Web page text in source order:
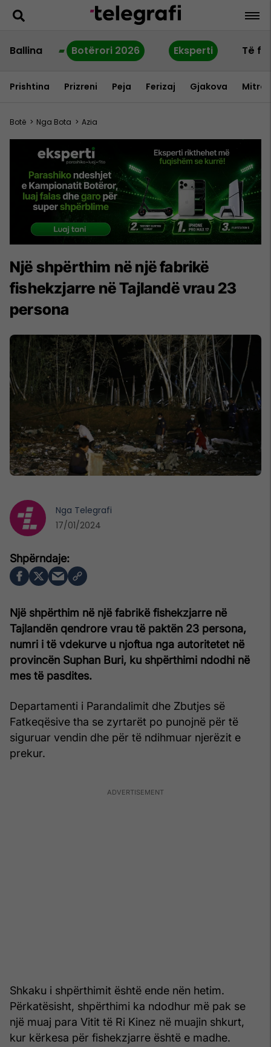
Ballina Botërori 2026 Eksperti Të
Prishtina Prizreni Peja Ferizaj Gjakova
Botë > Nga Bota > Azia
Një shpërthim në një fabrikë
fishekzjarre në Tajlandë vrau 23
persona
Një shpërthim në një fabrikë fishekzjarre në
Tajlandën qendrore vrau të paktën 23 persona,
numri i të vdekurve u njoftua nga autoritetet në
provincën Suphan Buri, ku shpërthimi ndodhi në
mes të pasdites.
Departamenti i Parandalimit dhe Zbutjes së
Fatkeqësive tha se zyrtarët po punojnë për të
siguruar vendin dhe për të ndihmuar njerëzit e
prekur.
Shkaku i shpërthimit është ende nën hetim.
Përkatësisht, shpërthimi ka ndodhur më pak se
një muaj para Vitit të Ri Kinez në muajin shkurt,
kur kërkesa për fishekzjarre është e madhe.
Nga Telegrafi
17/01/2024